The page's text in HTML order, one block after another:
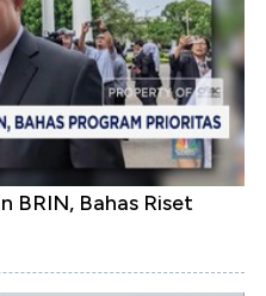
BRIN, Bahas Riset